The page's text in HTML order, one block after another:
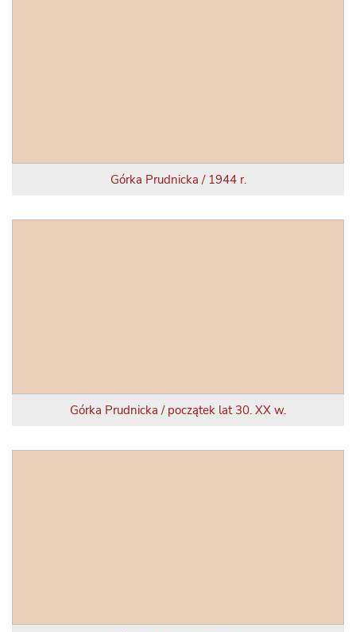
Górka Prudnicka / 1944 r.
Górka Prudnicka / początek lat 30. XX w.